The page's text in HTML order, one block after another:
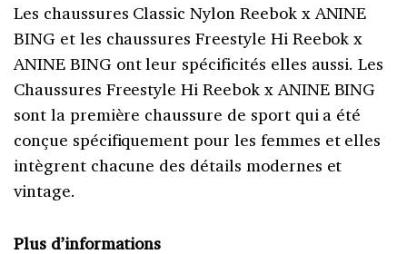
Les chaussures Classic Nylon Reebok x ANINE
BING et les chaussures Freestyle Hi Reebok x
ANINE BING ont leur spécificités elles aussi. Les
Chaussures Freestyle Hi Reebok x ANINE BING
sont la première chaussure de sport qui a été
conçue spécifiquement pour les femmes et elles
intègrent chacune des détails modernes et
vintage.
Plus d’informations